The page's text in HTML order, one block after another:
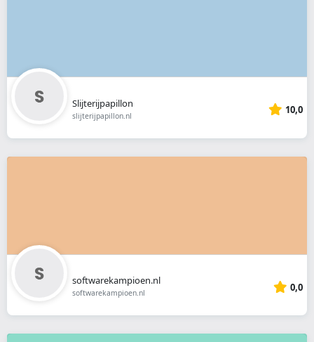
Slijterijpapillon
slijterijpapillon.nl 10,0
softwarekampioen.nl
softwarekampioen.nl 0,0